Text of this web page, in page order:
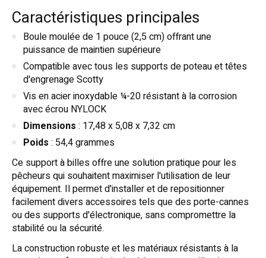
Caractéristiques principales
Boule moulée de 1 pouce (2,5 cm) offrant une
puissance de maintien supérieure
Compatible avec tous les supports de poteau et têtes
d'engrenage Scotty
Vis en acier inoxydable ¼-20 résistant à la corrosion
avec écrou NYLOCK
Dimensions : 17,48 x 5,08 x 7,32 cm
Poids : 54,4 grammes
Ce support à billes offre une solution pratique pour les
pêcheurs qui souhaitent maximiser l'utilisation de leur
équipement. Il permet d'installer et de repositionner
facilement divers accessoires tels que des porte-cannes
ou des supports d'électronique, sans compromettre la
stabilité ou la sécurité.
La construction robuste et les matériaux résistants à la